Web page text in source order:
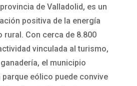
de Valladolid, es un
positiva de la energía
rural. Con cerca de 8.800
vinculada al turismo,
el municipio
eólico puede convive